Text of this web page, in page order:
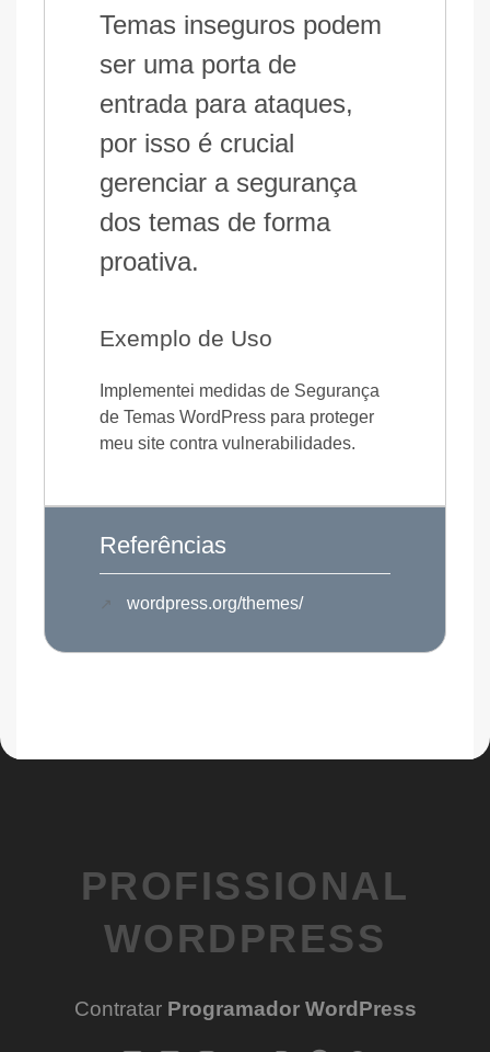
Temas inseguros podem
ser uma porta de
entrada para ataques,
por isso é crucial
gerenciar a segurança
dos temas de forma
proativa.
Exemplo de Uso
Implementei medidas de Segurança
de Temas WordPress para proteger
meu site contra vulnerabilidades.
Referências
wordpress.org/themes/
PROFISSIONAL
WORDPRESS
Contratar Programador WordPress